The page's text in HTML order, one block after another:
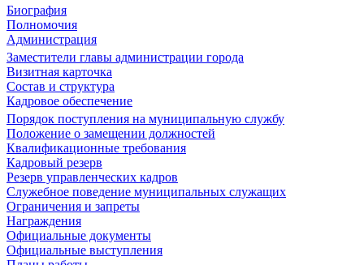
Биография
Полномочия
Администрация
Заместители главы администрации города
Визитная карточка
Состав и структура
Кадровое обеспечение
Порядок поступления на муниципальную службу
Положение о замещении должностей
Квалификационные требования
Кадровый резерв
Резерв управленческих кадров
Служебное поведение муниципальных служащих
Ограничения и запреты
Награждения
Официальные документы
Официальные выступления